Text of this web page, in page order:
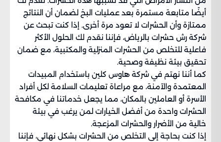
أيضًا متابعة مستمرة بعد عمليات البخ لضمان أن النتائج
ممتازة وأن الحشرات لا تعود مرة أخرى. إذا كنت تبحث عن
شركة رش حشرات بالرياض، فإننا نقدم لك الحلول الأكثر
فاعلية للتخلص من الحشرات المنزلية والمكتبية، مع ضمان
تحقيق بيئة نظيفة وصحية.
كما أننا نهتم في شركة هاوس كلين باستخدام المبيدات
المعتمدة والآمنة، مع مراعاة تعليمات السلامة لكل أفراد
الأسرة أو العاملين بالمكان، مما يجعل خدماتنا في مكافحة
الحشرات واحدة من أفضل الخيارات لمن يرغب في بيئة
خالية من الأضرار والحشرات المزعجة.
إذا كنت بحاجة إلى التخلص من الحشرات بشكل نهائي، فإننا